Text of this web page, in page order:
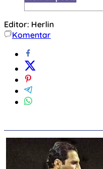
Editor: Herlin
Komentar